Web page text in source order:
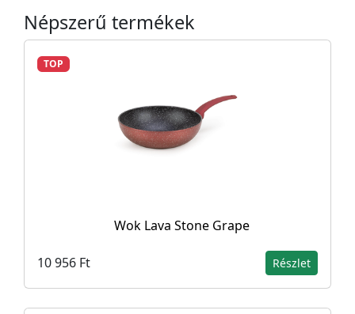
Népszerű termékek
TOP
Wok Lava Stone Grape
10 956 Ft Részlet